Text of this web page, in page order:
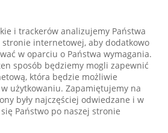
i trackerów analizujemy Państwa
internetowej, aby dodatkowo
w oparciu o Państwa wymagania.
sposób będziemy mogli zapewnić
która będzie możliwie
użytkowaniu. Zapamiętujemy na
były najczęściej odwiedzane i w
Państwo po naszej stronie